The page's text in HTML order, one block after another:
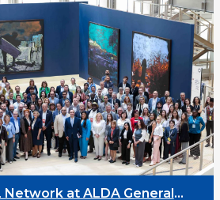
at ALDA General